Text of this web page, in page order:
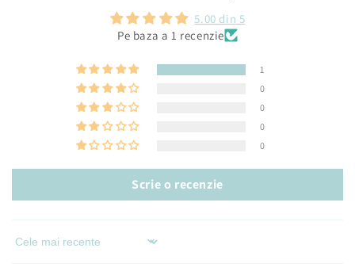
5.00 din 5
Pe baza a 1 recenzie
1
0
0
0
0
Scrie o recenzie
Sort by